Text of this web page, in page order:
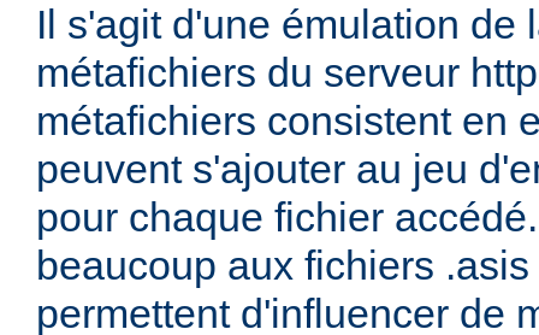
Il s'agit d'une émulation de
métafichiers du serveur
métafichiers consistent en
peuvent s'ajouter au jeu
pour chaque fichier
beaucoup aux fichiers
permettent d'influencer de